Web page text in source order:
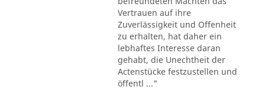
Vertrauen auf ihre
Zuverlässigkeit und Offenheit
zu erhalten, hat daher ein
lebhaftes Interesse daran
gehabt, die Unechtheit der
Actenstücke festzustellen und
öffentl ..."